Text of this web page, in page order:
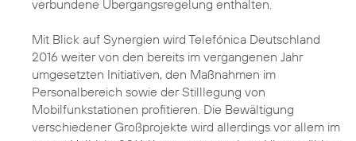
verbundene Übergangsregelung enthalten.
Mit Blick auf Synergien wird Telefónica Deutschland
2016 weiter von den bereits im vergangenen Jahr
umgesetzten Initiativen, den Maßnahmen im
Personalbereich sowie der Stilllegung von
Mobilfunkstationen profitieren. Die Bewältigung
verschiedener Großprojekte wird allerdings vor allem im